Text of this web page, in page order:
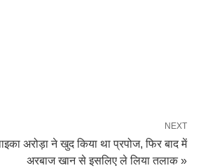
NEXT
अरोड़ा ने खुद किया था प्रपोज, फिर बाद में
अरबाज खान से इसलिए ले लिया तलाक »